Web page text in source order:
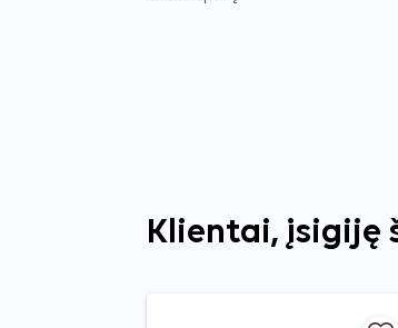
Klientai, įsigiję